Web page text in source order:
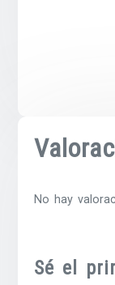
No hay
Sé el